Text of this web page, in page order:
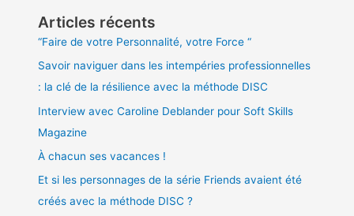
Articles récents
“Faire de votre Personnalité, votre Force “
Savoir naviguer dans les intempéries professionnelles
: la clé de la résilience avec la méthode DISC
Interview avec Caroline Deblander pour Soft Skills
Magazine
À chacun ses vacances !
Et si les personnages de la série Friends avaient été
créés avec la méthode DISC ?